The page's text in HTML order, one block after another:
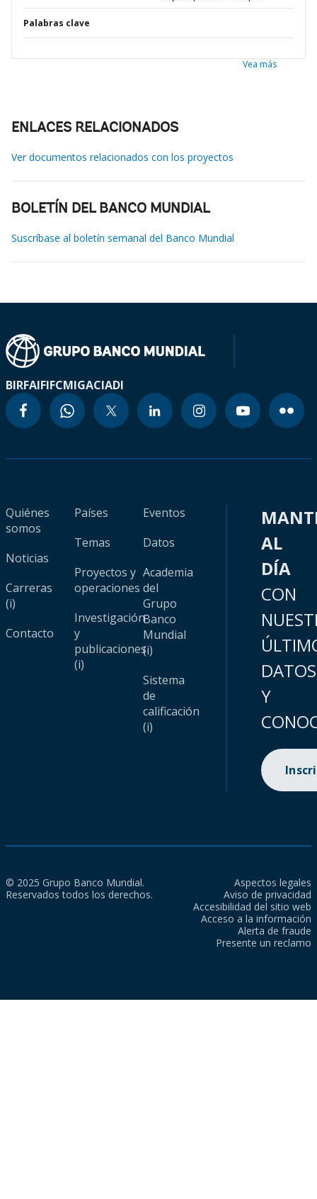
Palabras clave
Vea más
ENLACES RELACIONADOS
Ver documentos relacionados con los proyectos
BOLETÍN DEL BANCO MUNDIAL
Suscríbase al boletín semanal del Banco Mundial
BIRFAIFIFCMIGACIADI
Quiénes
somos
Noticias
Carreras
(i)
Contacto
Países
Temas
Proyectos y
operaciones
Investigación
y
publicaciones
(i)
Eventos
Datos
Academia
del
Grupo
Banco
Mundial
(i)
Sistema
de
calificación
(i)
AL
DÍA
CON
DATOS
Y
© 2025 Grupo Banco Mundial.
Reservados todos los derechos.
Aspectos legales
Aviso de privacidad
Accesibilidad del sitio web
Acceso a la información
Alerta de fraude
Presente un reclamo